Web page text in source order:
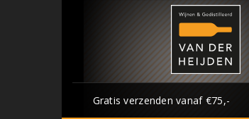
Gratis verzenden vanaf €75,-